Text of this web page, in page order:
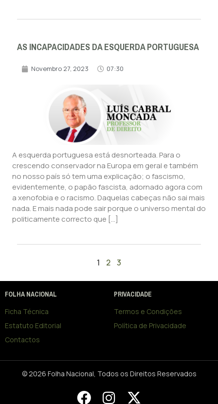
AS INCAPACIDADES DA ESQUERDA PORTUGUESA
Novembro 27, 2023 07:30
A esquerda portuguesa está desnorteada. Para o
crescendo conservador na Europa em geral e também
no nosso país só tem uma explicação; o fascismo,
evidentemente, o papão fascista, adornado agora com
a xenofobia e o racismo. Daquelas cabeças não sai mais
nada. E mais nada pode sair porque o universo mental do
politicamente correcto que […]
1 2 3
FOLHA NACIONAL
Ficha Técnica
Estatuto Editorial
Contactos
PRIVACIDADE
Termos e Condições
Política de Privacidade
© 2026 Folha Nacional, Todos os Direitos Reservados